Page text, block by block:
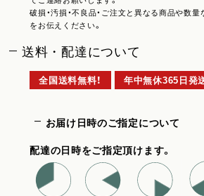
破損・汚損・不良品・ご注文と異なる商品や数量
をお伝えください。
送料・配達について
全国送料無料！ 年中無休365日発
お届け日時のご指定について
配達の日時をご指定頂けます。